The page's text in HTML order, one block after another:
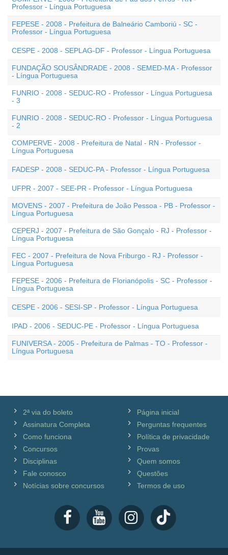
Professor - Língua Portuguesa
FEPESE - 2008 - Prefeitura de Balneário Camboriú - SC -
Professor - Língua Portuguesa
CESPE - 2008 - SEPLAG-DF - Professor - Língua Portuguesa
FUNDAÇÃO SOUSÂNDRADE - 2008 - SEMED-MA - Professor
- Língua Portuguesa
FUNRIO - 2008 - SEDUC-RO - Professor - Língua Portuguesa
- 3
FUNRIO - 2008 - SEDUC-RO - Professor - Língua Portuguesa
- 2
COMPERVE - 2008 - Prefeitura de Natal - RN - Professor -
Língua Portuguesa
FADESP - 2008 - SEDUC-PA - Professor - Língua Portuguesa
UFPR - 2007 - SEE-PR - Professor - Língua Portuguesa
MOVENS - 2007 - Prefeitura de João Pessoa - PB - Professor -
Língua Portuguesa
CEPERJ - 2007 - Prefeitura de São Gonçalo - RJ - Professor -
Língua Portuguesa
FEC - 2007 - Prefeitura de Nova Friburgo - RJ - Professor -
Língua Portuguesa
FEPESE - 2006 - Prefeitura de Florianópolis - SC - Professor -
Língua Portuguesa
CESPE - 2006 - SESI-SP - Professor - Língua Portuguesa
IPAD - 2006 - SEDUC-PE - Professor - Língua Portuguesa
FUNIVERSA - 2005 - Prefeitura de Palmas - TO - Professor -
Língua Portuguesa
2ª via do boleto
Assinatura Completa
Como funciona
Concursos
Disciplinas
Fale conosco
Notícias sobre concursos
Página inicial
Perguntas frequentes
Política de privacidade
Provas
Quem somos
Questões
Termos de uso